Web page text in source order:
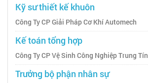
Kỹ sư thiết kế khuôn
Công Ty CP Giải Pháp Cơ Khí Automech
Kế toán tổng hợp
Công Ty CP Vệ Sinh Công Nghiệp Trung Tín
Trưởng bộ phận nhân sự